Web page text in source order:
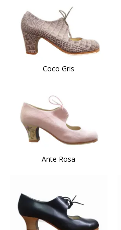
Coco Gris
Ante Rosa